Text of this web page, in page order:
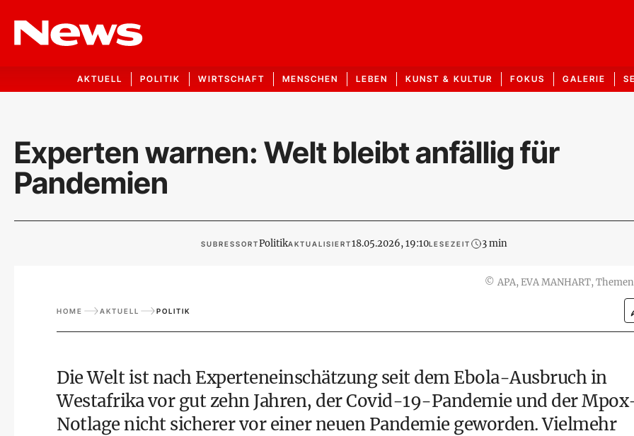
AKTUELL POLITIK WIRTSCHAFT MENSCHEN LEBEN KUNST & KULTUR FOKUS GALERIE
Experten warnen: Welt bleibt anfällig für
Pandemien
SUBRESSORTPolitikAKTUALISIERT18.05.2026, 19:10LESEZEIT 3 min
© APA, EVA MANHART,
HOME AKTUELL POLITIK
Die Welt ist nach Experteneinschätzung seit dem Ebola-Ausbruch in
Westafrika vor gut zehn Jahren, der Covid-19-Pandemie und der
Notlage nicht sicherer vor einer neuen Pandemie geworden. Vielmehr